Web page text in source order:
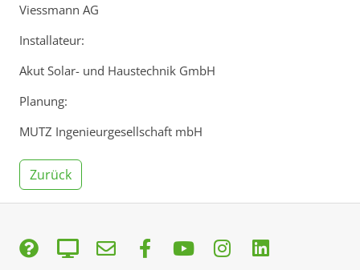
Viessmann AG
Installateur:
Akut Solar- und Haustechnik GmbH
Planung:
MUTZ Ingenieurgesellschaft mbH
Zurück